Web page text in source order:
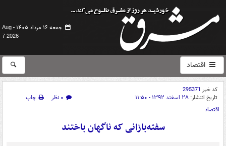
جمعه ۱۶ مرداد ۱۴۰۵ -
Aug
7 2026
اقتصاد
کد خبر 295371
تاریخ انتشار: ۲۸ اسفند ۱۳۹۲ - ۱۱:۵۰ ۰ نظر
چاپ
اقتصاد
سفته‌بازانی که ناگهان باختند